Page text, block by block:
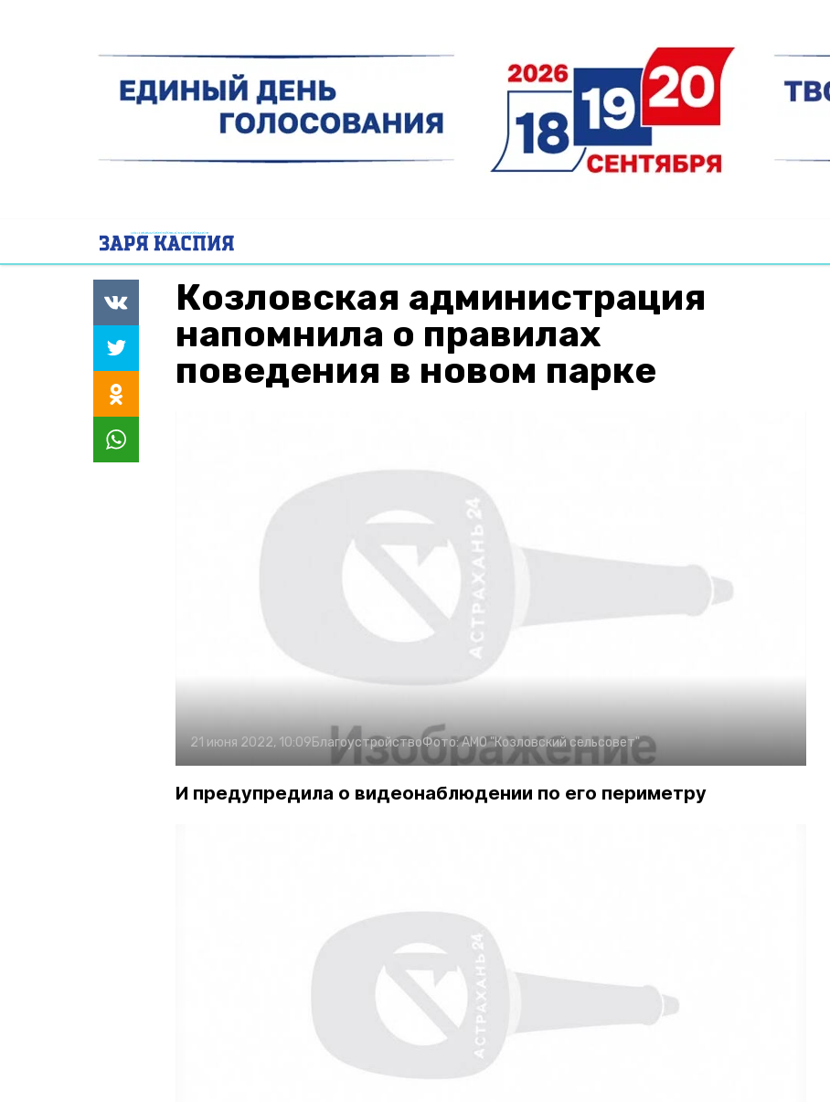
Козловская администрация
напомнила о правилах
поведения в новом парке
21 июня 2022, 10:09БлагоустройствоФото:АМО "Козловский сельсовет"
И предупредила о видеонаблюдении по его периметру